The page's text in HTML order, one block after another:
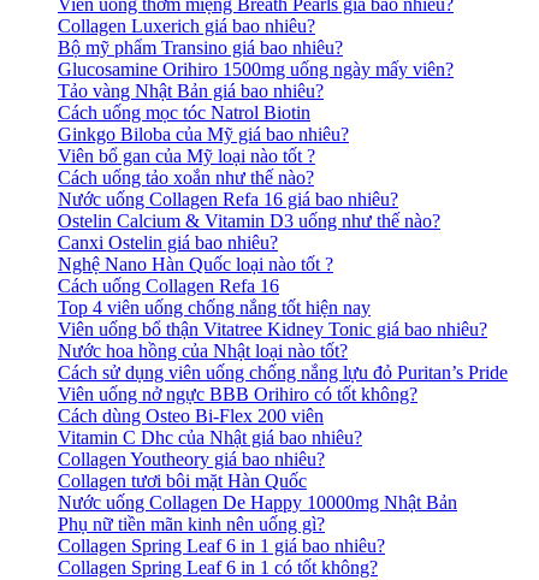
Viên uống thơm miệng Breath Pearls giá bao nhiêu?
Collagen Luxerich giá bao nhiêu?
Bộ mỹ phẩm Transino giá bao nhiêu?
Glucosamine Orihiro 1500mg uống ngày mấy viên?
Tảo vàng Nhật Bản giá bao nhiêu?
Cách uống mọc tóc Natrol Biotin
Ginkgo Biloba của Mỹ giá bao nhiêu?
Viên bổ gan của Mỹ loại nào tốt ?
Cách uống tảo xoắn như thế nào?
Nước uống Collagen Refa 16 giá bao nhiêu?
Ostelin Calcium & Vitamin D3 uống như thế nào?
Canxi Ostelin giá bao nhiêu?
Nghệ Nano Hàn Quốc loại nào tốt ?
Cách uống Collagen Refa 16
Top 4 viên uống chống nắng tốt hiện nay
Viên uống bổ thận Vitatree Kidney Tonic giá bao nhiêu?
Nước hoa hồng của Nhật loại nào tốt?
Cách sử dụng viên uống chống nắng lựu đỏ Puritan’s Pride
Viên uống nở ngực BBB Orihiro có tốt không?
Cách dùng Osteo Bi-Flex 200 viên
Vitamin C Dhc của Nhật giá bao nhiêu?
Collagen Youtheory giá bao nhiêu?
Collagen tươi bôi mặt Hàn Quốc
Nước uống Collagen De Happy 10000mg Nhật Bản
Phụ nữ tiền mãn kinh nên uống gì?
Collagen Spring Leaf 6 in 1 giá bao nhiêu?
Collagen Spring Leaf 6 in 1 có tốt không?